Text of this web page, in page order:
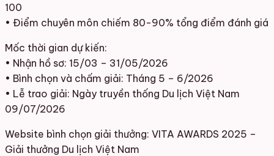
100
• Điểm chuyên môn chiếm 80-90% tổng điểm đánh giá
Mốc thời gian dự kiến:
• Nhận hồ sơ: 15/03 – 31/05/2026
• Bình chọn và chấm giải: Tháng 5 – 6/2026
• Lễ trao giải: Ngày truyền thống Du lịch Việt Nam
09/07/2026
Website bình chọn giải thưởng: VITA AWARDS 2025 –
Giải thưởng Du lịch Việt Nam